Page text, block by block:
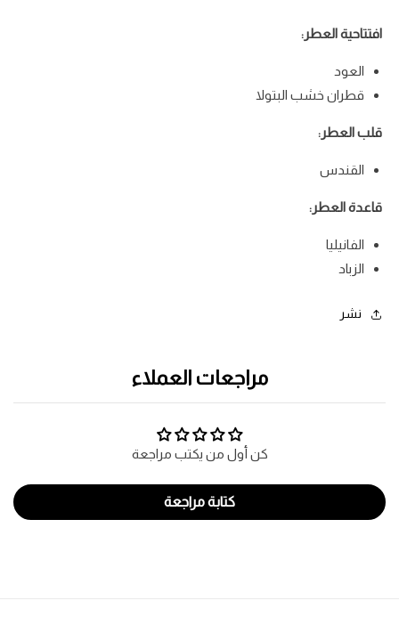
افتتاحية العطر:
العود
قطران خشب البتولا
قلب العطر:
القندس
قاعدة العطر:
الفانيليا
الزباد
نشر
مراجعات العملاء
كن أول من يكتب مراجعة
كتابة مراجعة